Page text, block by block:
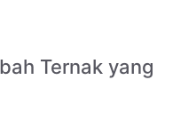
Ternak yang